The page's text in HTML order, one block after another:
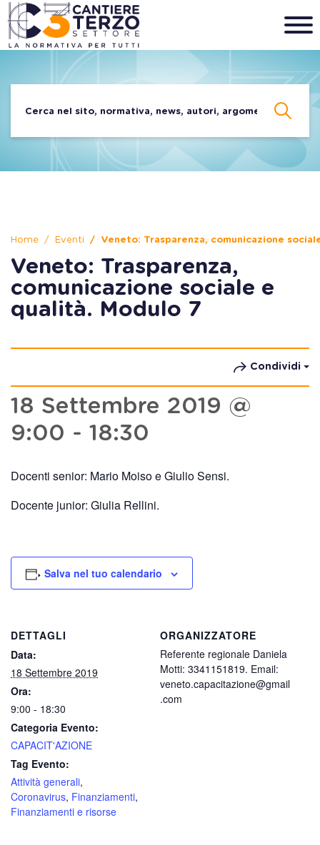
Home Eventi Veneto: Trasparenza, comunicazione
Veneto: Trasparenza,
comunicazione sociale e
qualità. Modulo 7
Condividi
18 Settembre 2019 @
9:00 - 18:30
Docenti senior: Mario Moiso e Giulio Sensi.
Docente junior: Giulia Rellini.
Salva nel tuo calendario
DETTAGLI
Data:
18 Settembre 2019
Ora:
9:00 - 18:30
Categoria Evento:
CAPACIT'AZIONE
Tag Evento:
Attività generali,
Coronavirus, Finanziamenti,
Finanziamenti e risorse
ORGANIZZATORE
Referente regionale Daniela
Motti: 3341151819. Email:
veneto.capacitazione@gmail
.com